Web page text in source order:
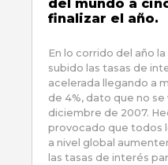
del mundo a
finalizar el año.
En lo corrido del año
subido las tasas de
acelerada llegando a
de 4%, dato que no se
diciembre de 2007.
provocado que todos
a nivel global
las tasas de interés